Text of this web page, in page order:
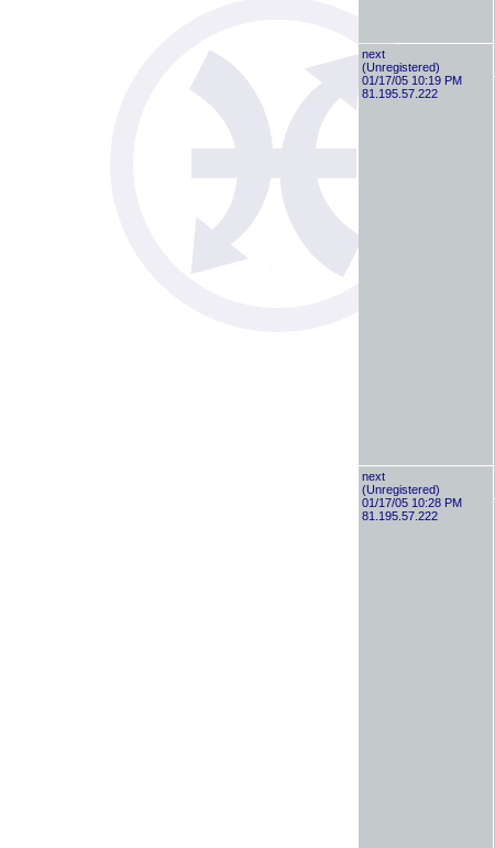
next
(Unregistered)
01/17/05 10:19 PM
81.195.57.222
next
(Unregistered)
01/17/05 10:28 PM
81.195.57.222